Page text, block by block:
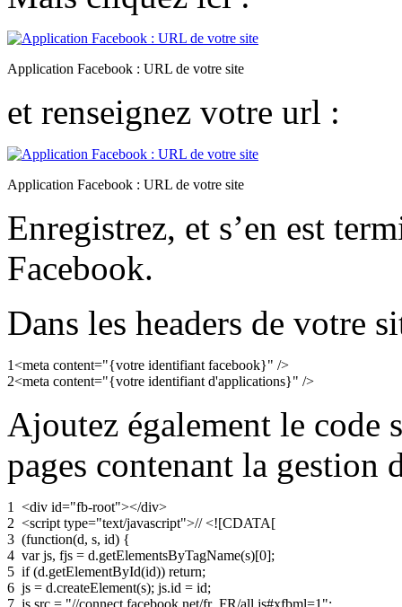
Application Facebook : URL de votre site
et renseignez votre url :
Application Facebook : URL de votre site
Enregistrez, et s’en est
Facebook.
Dans les headers de votre
1
2
<meta content="{votre identifiant facebook}" />
<meta content="{votre identifiant d'applications}" />
Ajoutez également le code
pages contenant la gestion
1
2
3
4
5
6
7
<div id="fb-root"></div>
<script type="text/javascript">//<![CDATA[
(function(d, s, id) {
var js, fjs = d.getElementsByTagName(s)[0];
if (d.getElementById(id)) return;
js = d.createElement(s); js.id = id;
js.src = "//connect.facebook.net/fr_FR/all.js#xfbml=1";